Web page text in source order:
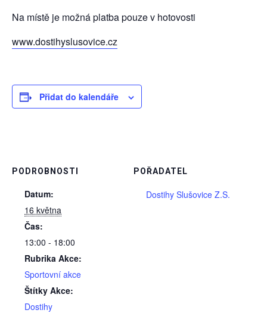
Na místě je možná platba pouze v hotovosti
www.dostihyslusovice.cz
Přidat do kalendáře
PODROBNOSTI
Datum:
16 května
Čas:
13:00 - 18:00
Rubrika Akce:
Sportovní akce
Štítky Akce:
Dostihy
POŘADATEL
Dostihy Slušovice Z.S.